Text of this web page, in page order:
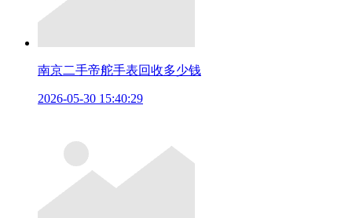
南京二手帝舵手表回收多少钱
2026-05-30 15:40:29